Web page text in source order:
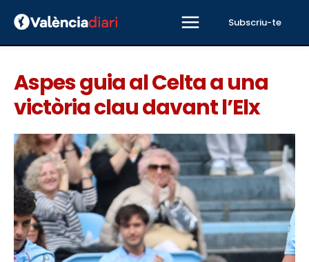
Subscriu-te
Aspes guia al Celta a una
victòria clau davant l’Elx